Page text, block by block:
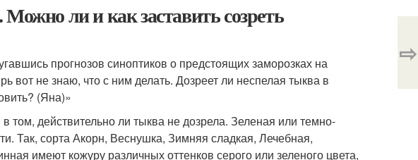
ли и как заставить созреть
прогнозов синоптиков о предстоящих заморозках на
вот не знаю, что с ним делать. Дозреет ли неспелая тыква в
(Яна)»
том, действительно ли тыква не дозрела. Зеленая или темно-
Так, сорта Акорн, Веснушка, Зимняя сладкая, Лечебная,
имеют кожуру различных оттенков серого или зеленого цвета,
⇨